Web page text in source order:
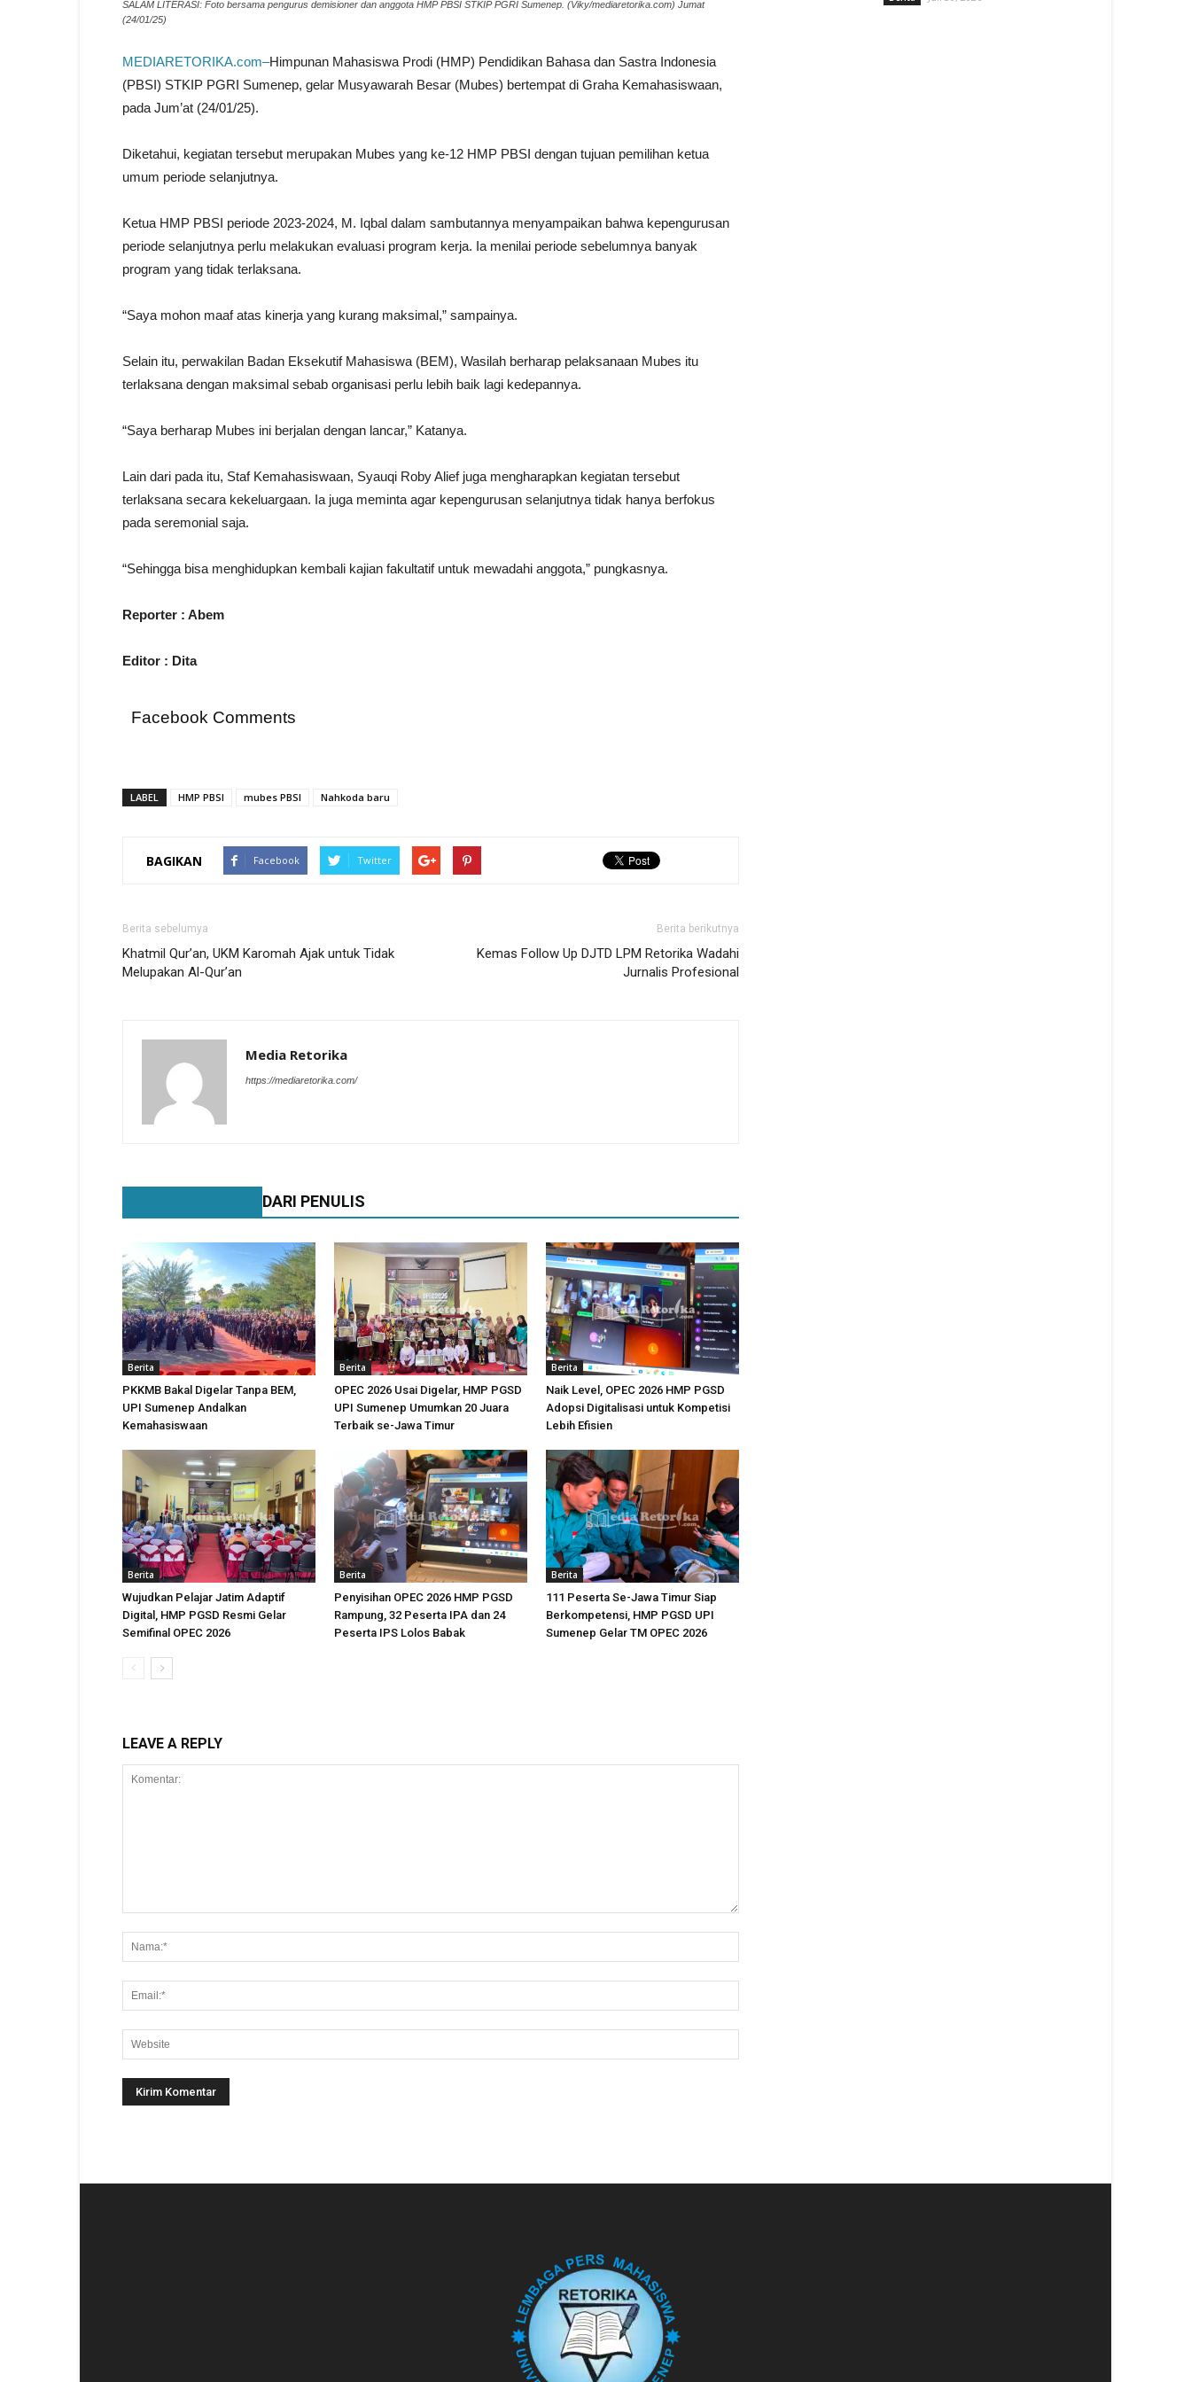
SALAM LITERASI: Foto bersama pengurus demisioner dan anggota HMP PBSI STKIP PGRI Sumenep. (Viky/mediaretorika.com) Jumat
(24/01/25)
MEDIARETORIKA.com–Himpunan Mahasiswa Prodi (HMP) Pendidikan Bahasa dan Sastra Indonesia
(PBSI) STKIP PGRI Sumenep, gelar Musyawarah Besar (Mubes) bertempat di Graha Kemahasiswaan,
pada Jum’at (24/01/25).
Diketahui, kegiatan tersebut merupakan Mubes yang ke-12 HMP PBSI dengan tujuan pemilihan ketua
umum periode selanjutnya.
Ketua HMP PBSI periode 2023-2024, M. Iqbal dalam sambutannya menyampaikan bahwa kepengurusan
periode selanjutnya perlu melakukan evaluasi program kerja. Ia menilai periode sebelumnya banyak
program yang tidak terlaksana.
“Saya mohon maaf atas kinerja yang kurang maksimal,” sampainya.
Selain itu, perwakilan Badan Eksekutif Mahasiswa (BEM), Wasilah berharap pelaksanaan Mubes itu
terlaksana dengan maksimal sebab organisasi perlu lebih baik lagi kedepannya.
“Saya berharap Mubes ini berjalan dengan lancar,” Katanya.
Lain dari pada itu, Staf Kemahasiswaan, Syauqi Roby Alief juga mengharapkan kegiatan tersebut
terlaksana secara kekeluargaan. Ia juga meminta agar kepengurusan selanjutnya tidak hanya berfokus
pada seremonial saja.
“Sehingga bisa menghidupkan kembali kajian fakultatif untuk mewadahi anggota,” pungkasnya.
Reporter : Abem
Editor : Dita
Facebook Comments
LABEL HMP PBSI mubes PBSI Nahkoda baru
BAGIKAN Facebook Twitter
Berita sebelumya
Khatmil Qur’an, UKM Karomah Ajak untuk Tidak
Melupakan Al-Qur’an
Berita berikutnya
Kemas Follow Up DJTD LPM Retorika Wadahi
Jurnalis Profesional
Media Retorika
https://mediaretorika.com/
DARI PENULIS
Berita
PKKMB Bakal Digelar Tanpa BEM,
UPI Sumenep Andalkan
Kemahasiswaan
Berita
OPEC 2026 Usai Digelar, HMP PGSD
UPI Sumenep Umumkan 20 Juara
Terbaik se-Jawa Timur
Berita
Naik Level, OPEC 2026 HMP PGSD
Adopsi Digitalisasi untuk Kompetisi
Lebih Efisien
Berita
Wujudkan Pelajar Jatim Adaptif
Digital, HMP PGSD Resmi Gelar
Semifinal OPEC 2026
Berita
Penyisihan OPEC 2026 HMP PGSD
Rampung, 32 Peserta IPA dan 24
Peserta IPS Lolos Babak
Berita
111 Peserta Se-Jawa Timur Siap
Berkompetensi, HMP PGSD UPI
Sumenep Gelar TM OPEC 2026
LEAVE A REPLY